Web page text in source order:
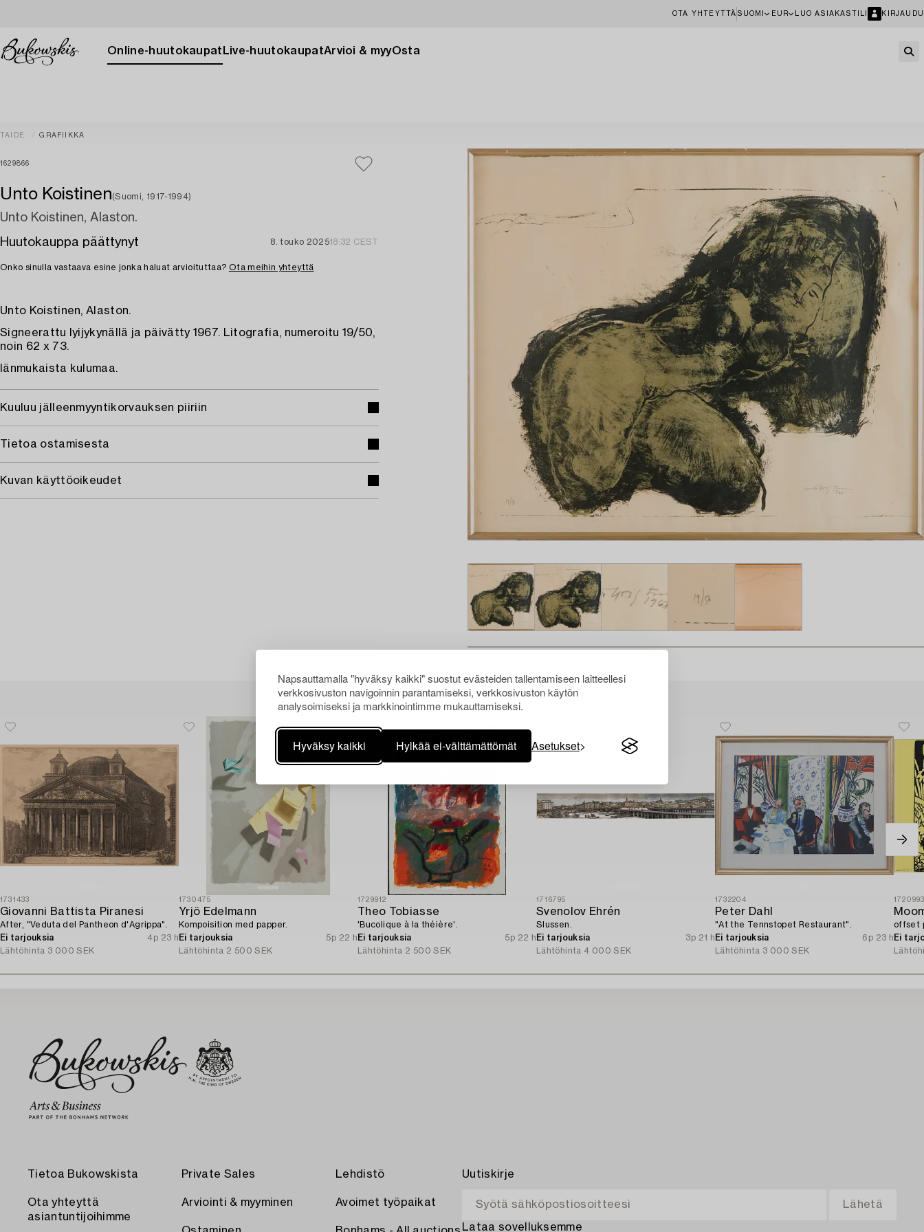
Napsauttamalla "hyväksy kaikki" suostut evästeiden tallentamiseen laitteellesi
verkkosivuston navigoinnin parantamiseksi, verkkosivuston käytön
analysoimiseksi ja markkinointimme mukauttamiseksi.
Hyväksy kaikki Hylkää ei-välttämättömät Asetukset
OTA YHTEYTTÄ SUOMI EUR LUO ASIAKASTILI KIRJAUDU
Online-huutokaupat Live-huutokaupatArvioi & myyOsta
TAIDE GRAFIIKKA
1629866
Unto Koistinen(Suomi, 1917-1994)
Unto Koistinen, Alaston.
Huutokauppa päättynyt
8. touko 202518:32 CEST
Onko sinulla vastaava esine jonka haluat arvioituttaa? Ota meihin yhteyttä
Unto Koistinen, Alaston.
Signeerattu lyijykynällä ja päivätty 1967. Litografia, numeroitu 19/50,
noin 62 x 73.
Iänmukaista kulumaa.
Kuuluu jälleenmyyntikorvauksen piiriin
Tietoa ostamisesta
Kuvan käyttöoikeudet
Muiden katsomia kohteita
1731433
Giovanni Battista Piranesi
After, "Veduta del Pantheon d'Agrippa".
Ei tarjouksia
4p 23 h
Lähtöhinta 3 000 SEK
1730475
Yrjö Edelmann
Kompoisition med papper.
Ei tarjouksia
5p 22 h
Lähtöhinta 2 500 SEK
1729912
Theo Tobiasse
'Bucolique à la théière'.
Ei tarjouksia
5p 22 h
Lähtöhinta 2 500 SEK
1716795
Svenolov Ehrén
Slussen.
Ei tarjouksia
3p 21 h
Lähtöhinta 4 000 SEK
1732204
Peter Dahl
"At the Tennstopet Restaurant".
Ei tarjouksia
6p 23 h
Lähtöhinta 3 000 SEK
offset
Ei
Tietoa Bukowskista
Ota yhteyttä
asiantuntijoihimme
Private Sales
Arviointi & myyminen
Lehdistö
Avoimet työpaikat
Uutiskirje
Lataa sovelluksemme